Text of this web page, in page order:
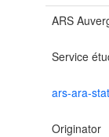
ARS
Service
ars-ara-
Originator